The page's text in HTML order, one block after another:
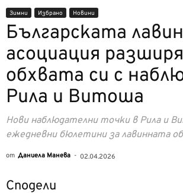
Зимни Избрано Новини
Българската
асоциация
обхвата си с
Рила и Витоша
Нови наблюдателни точки в Рила и
ежедневни бюлетини за лавинната
от Даниела Манева - 02.04.2026
Сподели